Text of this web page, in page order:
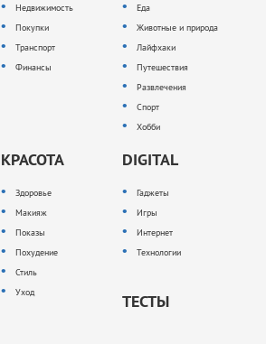
Недвижимость
Покупки
Транспорт
Финансы
Еда
Животные и природа
Лайфхаки
Путешествия
Развлечения
Спорт
Хобби
КРАСОТА
Здоровье
Макияж
Показы
Похудение
Стиль
Уход
DIGITAL
Гаджеты
Игры
Интернет
Технологии
ТЕСТЫ